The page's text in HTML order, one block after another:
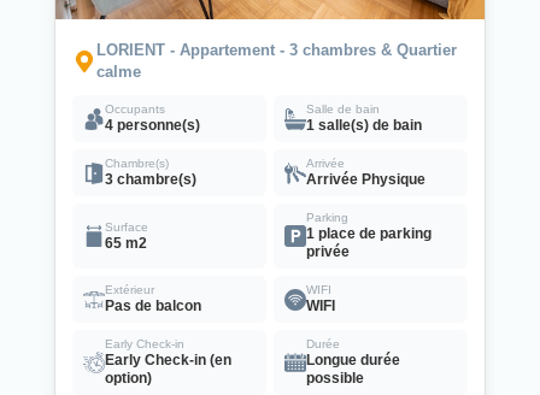
LORIENT - Appartement - 3 chambres & Quartier
calme
Occupants
4 personne(s)
Salle de bain
1 salle(s) de bain
Chambre(s)
3 chambre(s)
Arrivée
Arrivée Physique
Surface
65 m2
Parking
1 place de parking
privée
Extérieur
Pas de balcon
WIFI
WIFI
Early Check-in
Early Check-in (en
option)
Durée
Longue durée
possible